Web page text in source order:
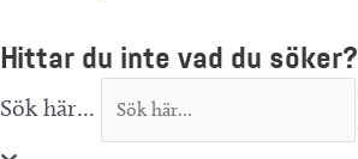
Hittar du inte vad du söker?
Sök här...